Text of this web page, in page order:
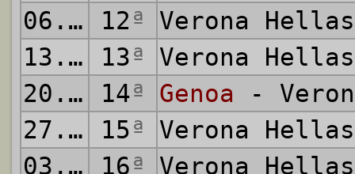
06.01.1974
12ª
Verona
13.01.1974
13ª
Verona
20.01.1974
14ª Genoa -
27.01.1974
15ª
Verona
03.02.1974
16ª
Verona